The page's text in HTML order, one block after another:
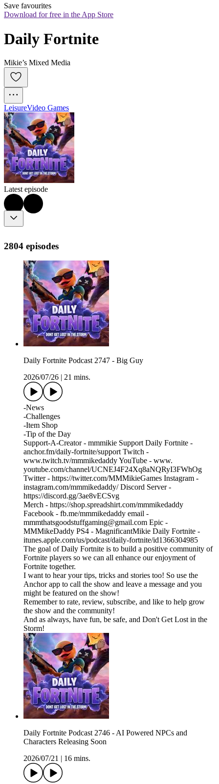
Save favourites
Download for free in the App Store
Daily Fortnite
Mikie’s Mixed Media
LeisureVideo Games
Latest episode
2804 episodes
Daily Fortnite Podcast 2747 - Big Guy
2026/07/26
21 mins.
-News
-Challenges
-Item Shop
-Tip of the Day
Support-A-Creator - mmmikie Support Daily Fortnite -
⁠⁠⁠⁠⁠⁠⁠⁠⁠⁠⁠⁠⁠⁠⁠⁠⁠⁠⁠⁠⁠⁠⁠⁠⁠⁠⁠⁠⁠⁠⁠⁠⁠⁠⁠⁠⁠⁠⁠⁠⁠⁠⁠⁠⁠⁠⁠⁠⁠⁠⁠⁠⁠⁠⁠⁠⁠⁠⁠⁠⁠⁠⁠⁠⁠⁠⁠⁠⁠⁠⁠⁠⁠⁠⁠⁠⁠⁠⁠⁠⁠⁠⁠⁠⁠⁠⁠⁠⁠⁠⁠⁠⁠⁠⁠⁠⁠⁠⁠⁠⁠⁠⁠⁠⁠⁠⁠⁠⁠⁠⁠⁠⁠⁠⁠⁠⁠⁠⁠⁠⁠⁠⁠⁠⁠⁠⁠⁠⁠⁠⁠⁠⁠⁠⁠⁠⁠⁠⁠⁠⁠⁠⁠⁠⁠⁠⁠⁠⁠⁠⁠⁠⁠⁠⁠⁠⁠⁠⁠⁠⁠⁠⁠anchor.fm/daily-fortnite/support⁠ ⁠⁠⁠⁠⁠⁠⁠⁠⁠⁠⁠⁠⁠⁠⁠⁠⁠⁠⁠⁠⁠⁠⁠⁠⁠⁠⁠⁠⁠⁠⁠⁠⁠⁠⁠⁠⁠⁠⁠⁠⁠⁠⁠⁠⁠⁠⁠⁠⁠⁠⁠⁠⁠⁠⁠⁠⁠⁠⁠⁠⁠⁠⁠⁠⁠⁠⁠⁠⁠⁠⁠⁠⁠⁠⁠⁠⁠⁠⁠⁠⁠⁠⁠⁠⁠⁠⁠⁠⁠⁠⁠⁠⁠⁠⁠⁠⁠⁠⁠⁠⁠⁠⁠⁠⁠⁠⁠⁠⁠⁠⁠⁠⁠⁠⁠⁠⁠⁠⁠⁠⁠⁠⁠⁠⁠⁠⁠⁠⁠⁠⁠⁠⁠⁠⁠⁠⁠⁠⁠⁠⁠⁠⁠⁠⁠⁠⁠⁠⁠⁠⁠⁠⁠⁠⁠⁠⁠⁠⁠⁠⁠⁠Twitch -
⁠⁠⁠⁠⁠⁠⁠⁠⁠⁠⁠⁠⁠⁠⁠⁠⁠⁠⁠⁠⁠⁠⁠⁠⁠⁠⁠⁠⁠⁠⁠⁠⁠⁠⁠⁠⁠⁠⁠⁠⁠⁠⁠⁠⁠⁠⁠⁠⁠⁠⁠⁠⁠⁠⁠⁠⁠⁠⁠⁠⁠⁠⁠⁠⁠⁠⁠⁠⁠⁠⁠⁠⁠⁠⁠⁠⁠⁠⁠⁠⁠⁠⁠⁠⁠⁠⁠⁠⁠⁠⁠⁠⁠⁠⁠⁠⁠⁠⁠⁠⁠⁠⁠⁠⁠⁠⁠⁠⁠⁠⁠⁠⁠⁠⁠⁠⁠⁠⁠⁠⁠⁠⁠⁠⁠⁠⁠⁠⁠⁠⁠⁠⁠⁠⁠⁠⁠⁠⁠⁠⁠⁠⁠⁠⁠⁠⁠⁠⁠⁠⁠⁠⁠⁠⁠⁠⁠⁠⁠⁠⁠⁠⁠www.twitch.tv/mmmikedaddy⁠⁠⁠⁠⁠⁠⁠⁠⁠⁠⁠⁠⁠⁠⁠⁠⁠⁠⁠⁠⁠⁠⁠⁠⁠⁠⁠⁠⁠⁠⁠⁠⁠⁠⁠⁠⁠⁠⁠⁠⁠⁠⁠⁠⁠⁠⁠⁠⁠⁠⁠⁠⁠⁠⁠⁠⁠⁠⁠⁠⁠⁠⁠⁠⁠⁠⁠⁠⁠⁠⁠⁠⁠⁠⁠⁠⁠⁠⁠⁠⁠⁠⁠⁠⁠⁠⁠⁠⁠⁠⁠⁠⁠⁠⁠⁠⁠⁠⁠⁠⁠⁠⁠⁠⁠⁠⁠⁠⁠⁠⁠⁠⁠⁠⁠⁠⁠⁠⁠⁠⁠⁠⁠⁠⁠⁠⁠⁠⁠⁠⁠⁠⁠⁠⁠⁠⁠⁠⁠⁠⁠⁠⁠⁠⁠⁠⁠⁠⁠⁠⁠⁠⁠⁠⁠⁠⁠⁠⁠⁠⁠⁠⁠ YouTube - ⁠⁠⁠⁠⁠⁠⁠⁠⁠⁠⁠⁠⁠⁠⁠⁠⁠⁠⁠⁠⁠⁠⁠⁠⁠⁠⁠⁠⁠⁠⁠⁠⁠⁠⁠⁠⁠⁠⁠⁠⁠⁠⁠⁠⁠⁠⁠⁠⁠⁠⁠⁠⁠⁠⁠⁠⁠⁠⁠⁠⁠⁠⁠⁠⁠⁠⁠⁠⁠⁠⁠⁠⁠⁠⁠⁠⁠⁠⁠⁠⁠⁠⁠⁠⁠⁠⁠⁠⁠⁠⁠⁠⁠⁠⁠⁠⁠⁠⁠⁠⁠⁠⁠⁠⁠⁠⁠⁠⁠⁠⁠⁠⁠⁠⁠⁠⁠⁠⁠⁠⁠⁠⁠⁠⁠⁠⁠⁠⁠⁠⁠⁠⁠⁠⁠⁠⁠⁠⁠⁠⁠⁠⁠⁠⁠⁠⁠⁠⁠⁠⁠⁠⁠⁠⁠⁠⁠⁠⁠⁠⁠⁠⁠www.⁠
⁠youtube.com/channel/UCNEJ4F24Xq8aNQRyI3FWhOg⁠⁠⁠⁠⁠⁠⁠⁠⁠⁠⁠⁠⁠⁠⁠⁠⁠⁠⁠⁠⁠⁠⁠⁠⁠⁠⁠⁠⁠⁠⁠⁠⁠⁠⁠⁠⁠⁠⁠⁠⁠⁠⁠⁠⁠⁠⁠⁠⁠⁠⁠⁠⁠⁠⁠⁠⁠⁠⁠⁠⁠⁠⁠⁠⁠⁠⁠⁠⁠⁠⁠⁠⁠⁠⁠⁠⁠⁠⁠⁠⁠⁠⁠⁠⁠⁠⁠⁠⁠⁠⁠⁠⁠⁠⁠⁠⁠⁠⁠⁠⁠⁠⁠⁠⁠⁠⁠⁠⁠⁠⁠⁠⁠⁠⁠⁠⁠⁠⁠⁠⁠⁠⁠⁠⁠⁠⁠⁠⁠⁠⁠⁠⁠⁠⁠⁠⁠⁠⁠⁠⁠⁠⁠⁠⁠⁠⁠⁠⁠⁠⁠⁠⁠⁠⁠⁠⁠⁠⁠⁠⁠⁠⁠
Twitter - ⁠https://twitter.com/MMMikieGames⁠ Instagram -
⁠⁠⁠⁠⁠⁠⁠⁠⁠⁠⁠⁠⁠⁠⁠⁠⁠⁠⁠⁠⁠⁠⁠⁠⁠⁠⁠⁠⁠⁠⁠⁠⁠⁠⁠⁠⁠⁠⁠⁠⁠⁠⁠⁠⁠⁠⁠⁠⁠⁠⁠⁠⁠⁠⁠⁠⁠⁠⁠⁠⁠⁠⁠⁠⁠⁠⁠⁠⁠⁠⁠⁠⁠⁠⁠⁠⁠⁠⁠⁠⁠⁠⁠⁠⁠⁠⁠⁠⁠⁠⁠⁠⁠⁠⁠⁠⁠⁠⁠⁠⁠⁠⁠⁠⁠⁠⁠⁠⁠⁠⁠⁠⁠⁠⁠⁠⁠⁠⁠⁠⁠⁠⁠⁠⁠⁠⁠⁠⁠⁠⁠⁠⁠⁠⁠⁠⁠⁠⁠⁠⁠⁠⁠⁠⁠⁠⁠⁠⁠⁠⁠⁠⁠⁠⁠⁠⁠⁠⁠⁠⁠⁠⁠instagram.com/mmmikedaddy/⁠ ⁠⁠⁠⁠⁠⁠⁠⁠⁠⁠⁠⁠⁠⁠⁠⁠⁠⁠⁠⁠⁠⁠⁠⁠⁠⁠⁠⁠⁠⁠⁠⁠⁠⁠⁠⁠⁠⁠⁠⁠⁠⁠⁠⁠⁠⁠⁠⁠⁠⁠⁠⁠⁠⁠⁠⁠⁠⁠⁠⁠⁠⁠⁠⁠⁠⁠⁠⁠⁠⁠⁠⁠⁠⁠⁠⁠⁠⁠⁠⁠⁠⁠⁠⁠⁠⁠⁠⁠⁠⁠⁠⁠⁠⁠⁠⁠⁠⁠⁠⁠⁠⁠⁠⁠⁠⁠⁠⁠⁠⁠⁠⁠⁠⁠⁠⁠⁠⁠⁠⁠⁠⁠⁠⁠⁠⁠⁠⁠⁠⁠⁠⁠⁠⁠⁠⁠⁠⁠⁠⁠⁠⁠⁠⁠⁠⁠⁠⁠⁠⁠⁠⁠⁠⁠⁠⁠⁠⁠⁠⁠⁠⁠Discord Server -
https://discord.gg/3ae8vECSvg
Merch - ⁠https://shop.spreadshirt.com/mmmikedaddy⁠
Facebook - ⁠⁠⁠⁠⁠⁠⁠⁠⁠⁠⁠⁠⁠⁠⁠⁠⁠⁠⁠⁠⁠⁠⁠⁠⁠⁠⁠⁠⁠⁠⁠⁠⁠⁠⁠⁠⁠⁠⁠⁠⁠⁠⁠⁠⁠⁠⁠⁠⁠⁠⁠⁠⁠⁠⁠⁠⁠⁠⁠⁠⁠⁠⁠⁠⁠⁠⁠⁠⁠⁠⁠⁠⁠⁠⁠⁠⁠⁠⁠⁠⁠⁠⁠⁠⁠⁠⁠⁠⁠⁠⁠⁠⁠⁠⁠⁠⁠⁠⁠⁠⁠⁠⁠⁠⁠⁠⁠⁠⁠⁠⁠⁠⁠⁠⁠⁠⁠⁠⁠⁠⁠⁠⁠⁠⁠⁠⁠⁠⁠⁠⁠⁠⁠⁠⁠⁠⁠⁠⁠⁠⁠⁠⁠⁠⁠⁠⁠⁠⁠⁠⁠⁠⁠⁠⁠⁠⁠⁠⁠⁠⁠⁠⁠fb.me/mmmikedaddy⁠ ⁠⁠⁠⁠⁠⁠⁠⁠⁠⁠⁠⁠⁠⁠⁠⁠⁠⁠⁠⁠⁠⁠⁠⁠⁠⁠⁠⁠⁠⁠⁠⁠⁠⁠⁠⁠⁠⁠⁠⁠⁠⁠⁠⁠⁠⁠⁠⁠⁠⁠⁠⁠⁠⁠⁠⁠⁠⁠⁠⁠⁠⁠⁠⁠⁠⁠⁠⁠⁠⁠⁠⁠⁠⁠⁠⁠⁠⁠⁠⁠⁠⁠⁠⁠⁠⁠⁠⁠⁠⁠⁠⁠⁠⁠⁠⁠⁠⁠⁠⁠⁠⁠⁠⁠⁠⁠⁠⁠⁠⁠⁠⁠⁠⁠⁠⁠⁠⁠⁠⁠⁠⁠⁠⁠⁠⁠⁠⁠⁠⁠⁠⁠⁠⁠⁠⁠⁠⁠⁠⁠⁠⁠⁠⁠⁠⁠⁠⁠⁠⁠⁠⁠⁠⁠⁠⁠⁠⁠⁠⁠⁠⁠email -
⁠mmmthatsgoodstuffgaming@gmail.com⁠ Epic -
MMMikeDaddy PS4 - MagnificantMikie Daily Fortnite -
⁠⁠⁠⁠⁠⁠⁠⁠⁠⁠⁠⁠⁠⁠⁠⁠⁠⁠⁠⁠⁠⁠⁠⁠⁠⁠⁠⁠⁠⁠⁠⁠⁠⁠⁠⁠⁠⁠⁠⁠⁠⁠⁠⁠⁠⁠⁠⁠⁠⁠⁠⁠⁠⁠⁠⁠⁠⁠⁠⁠⁠⁠⁠⁠⁠⁠⁠⁠⁠⁠⁠⁠⁠⁠⁠⁠⁠⁠⁠⁠⁠⁠⁠⁠⁠⁠⁠⁠⁠⁠⁠⁠⁠⁠⁠⁠⁠⁠⁠⁠⁠⁠⁠⁠⁠⁠⁠⁠⁠⁠⁠⁠⁠⁠⁠⁠⁠⁠⁠⁠⁠⁠⁠⁠⁠⁠⁠⁠⁠⁠⁠⁠⁠⁠⁠⁠⁠⁠⁠⁠⁠⁠⁠⁠⁠⁠⁠⁠⁠⁠⁠⁠⁠⁠⁠⁠⁠⁠⁠⁠⁠⁠itunes.apple.com/us/podcast/daily-fortnite/id1366304985⁠⁠⁠⁠⁠⁠⁠⁠⁠⁠⁠⁠⁠⁠⁠⁠⁠⁠⁠⁠⁠⁠⁠⁠⁠⁠⁠⁠⁠⁠⁠⁠⁠⁠⁠⁠⁠⁠⁠⁠⁠⁠⁠⁠⁠⁠⁠⁠⁠⁠⁠⁠⁠⁠⁠⁠⁠⁠⁠⁠⁠⁠⁠⁠⁠⁠⁠⁠⁠⁠⁠⁠⁠⁠⁠⁠⁠⁠⁠⁠⁠⁠⁠⁠⁠⁠⁠⁠⁠⁠⁠⁠⁠⁠⁠⁠⁠⁠⁠⁠⁠⁠⁠⁠⁠⁠⁠⁠⁠⁠⁠⁠⁠⁠⁠⁠⁠⁠⁠⁠⁠⁠⁠⁠⁠⁠⁠⁠⁠⁠⁠⁠⁠⁠⁠⁠⁠⁠⁠⁠⁠⁠⁠⁠⁠⁠⁠⁠⁠⁠⁠⁠⁠⁠⁠⁠⁠⁠⁠⁠⁠⁠
The goal of Daily Fortnite is to build a positive community of
Fortnite players so we can all enhance our enjoyment of
Fortnite together.
I want to hear your tips, tricks and stories too! So use the
Anchor app to call the show and leave a message and you
might be featured on the show!
Remember to rate, review, subscribe, and like to help grow
the show and the community!
And as always, have fun, be safe, and Don't Get Lost in the
Storm!
Daily Fortnite Podcast 2746 - AI Powered NPCs and
Characters Releasing Soon
2026/07/21
16 mins.